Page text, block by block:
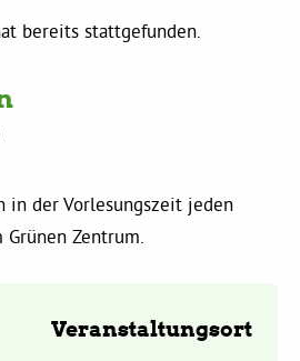
bereits stattgefunden.
in der Vorlesungszeit jeden
Zentrum.
Veranstaltungsort